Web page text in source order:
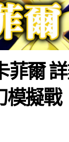
菲爾
模擬戰